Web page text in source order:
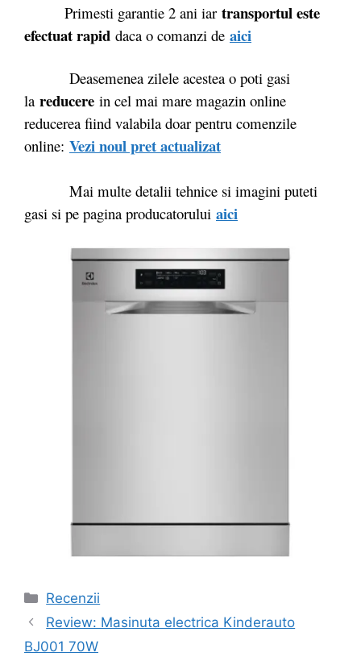
Primesti garantie 2 ani iar transportul este
efectuat rapid daca o comanzi de aici
Deasemenea zilele acestea o poti gasi
la reducere in cel mai mare magazin online
reducerea fiind valabila doar pentru comenzile
online: Vezi noul pret actualizat
Mai multe detalii tehnice si imagini puteti
gasi si pe pagina producatorului aici
Categorii
Recenzii
Navigare
în
Review: Masinuta electrica Kinderauto
BJ001 70W